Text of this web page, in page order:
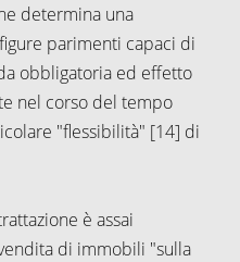
determina una
parimenti capaci di
obbligatoria ed effetto
nel corso del tempo
"flessibilità" [14] di
è assai
di immobili "sulla